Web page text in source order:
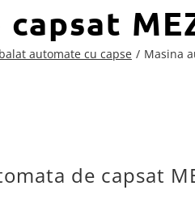
automate cu capse Masina
de capsat